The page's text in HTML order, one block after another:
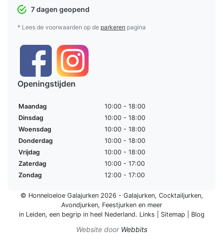
7 dagen geopend
* Lees de voorwaarden op de parkeren pagina
Openingstijden
Maandag
10:00 - 18:00
Dinsdag
10:00 - 18:00
Woensdag
10:00 - 18:00
Donderdag
10:00 - 18:00
Vrijdag
10:00 - 18:00
Zaterdag
10:00 - 17:00
Zondag
12:00 - 17:00
© Honneloeloe Galajurken 2026 - Galajurken, Cocktailjurken,
Avondjurken, Feestjurkenen meer
in Leiden, een begrip in heel Nederland. Links Sitemap Blog
Website door Webbits